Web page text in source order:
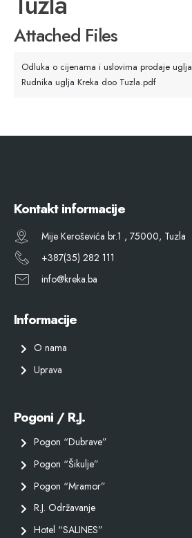
Attached Files
Odluka o cijenama i uslovima prodaje uglja
Rudnika uglja Kreka doo Tuzla.pdf
Kontakt informacije
Mije Keroševića br.1 , 75000, Tuzla
+387(35) 282 111
info@kreka.ba
Informacije
O nama
Uprava
Pogoni / R.J.
Pogon “Dubrave”
Pogon “Šikulje”
Pogon “Mramor”
R.J. Održavanje
Hotel “SALINES”